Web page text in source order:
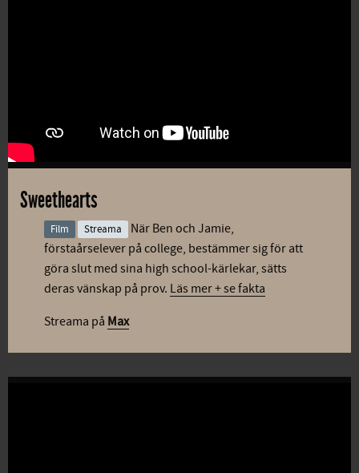
Sweethearts
Film Streama
När Ben och Jamie,
förstaårselever på college, bestämmer sig för att
göra slut med sina high school-kärlekar, sätts
deras vänskap på prov. Läs mer + se fakta
Streama på Max